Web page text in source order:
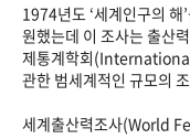
1974년도 ‘세계인구의 해
원했는데 이 조사는 출산
제통계학회
관한 범세계적인 규모의
세계출산력조사(World